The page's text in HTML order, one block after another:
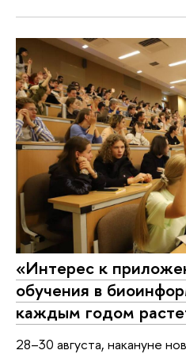
«Интерес к
обучения в
каждым годом
28–30 августа, накануне